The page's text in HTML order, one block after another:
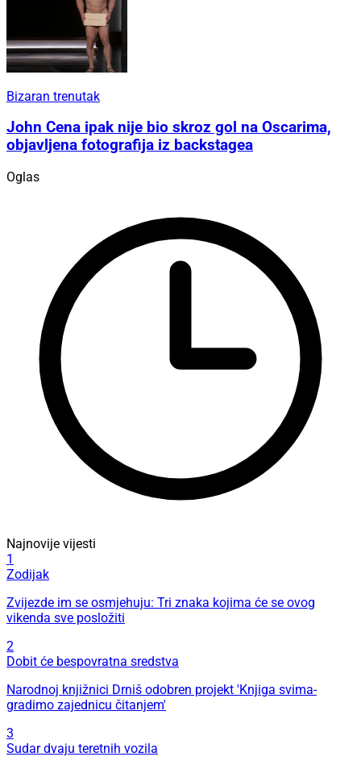
Bizaran trenutak
John Cena ipak nije bio skroz gol na Oscarima,
objavljena fotografija iz backstagea
Oglas
Najnovije vijesti
1
Zodijak
Zvijezde im se osmjehuju: Tri znaka kojima će se ovog
vikenda sve posložiti
2
Dobit će bespovratna sredstva
Narodnoj knjižnici Drniš odobren projekt 'Knjiga svima-
gradimo zajednicu čitanjem'
3
Sudar dvaju teretnih vozila